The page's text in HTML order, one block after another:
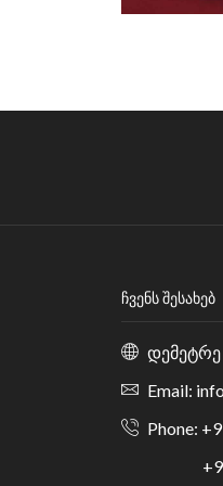
Arisco (1)
Ndustrio (1)
Jumbo (22)
ქვაბები &
Altınbaşak
ᲩᲕᲔᲜᲡ ᲨᲔᲡᲐᲮᲔᲑ
Email:
Phone:
+995